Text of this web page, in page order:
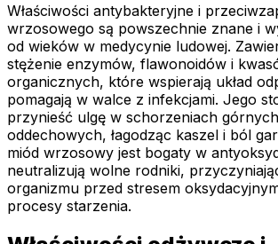
Właściwości antybakteryjne i
wrzosowego są powszechnie znane i
od wieków w medycynie ludowej.
stężenie enzymów, flawonoidów i
organicznych, które wspierają układ
pomagają w walce z infekcjami. Jego
przynieść ulgę w schorzeniach
oddechowych, łagodząc kaszel i ból
miód wrzosowy jest bogaty w
neutralizują wolne rodniki,
organizmu przed stresem
procesy starzenia.